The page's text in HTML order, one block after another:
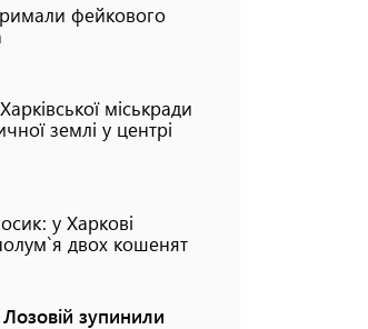
фейкового
міськради
землі у центрі
у Харкові
двох кошенят
Лозовій зупинили